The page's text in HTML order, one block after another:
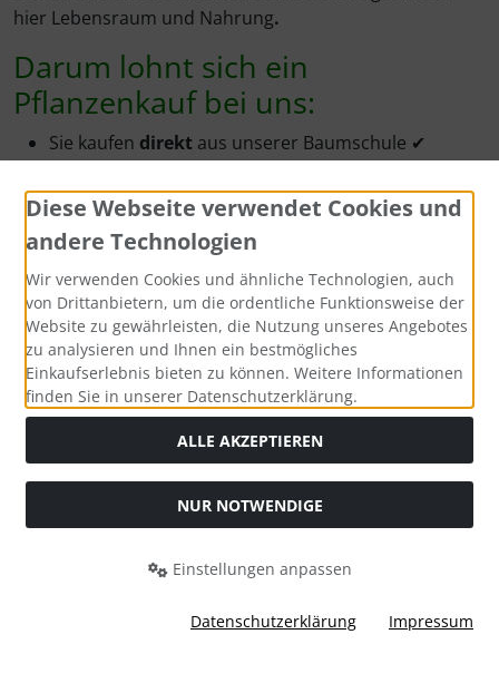
hier Lebensraum und Nahrung.
Darum lohnt sich ein
Pflanzenkauf bei uns:
Sie kaufen direkt aus unserer Baumschule ✔
günstigenPreisen ein ✔
Sie erhalten die Pflanzen kurzfristig bzw. zum
Wunschtermin -frischund
Pflanzenbeet ✔
Sie bekommen in aller Regel denZustellungstag
mitgeteilt, meist per telefonischer Kurz-Info ✔
Sie werden freundlich und kompetent
gerne auchtelefonisch ✔
durch dieAnwachsgarantiekaufen Sieohne
Warum Containerpflanzen?
Containerpflanzensind grundsätzlichjederzeit
sicher an - ausreichendes Gießen
Diese Webseite verwendet Cookies und
andere Technologien
Wir verwenden Cookies und ähnliche Technologien, auch
von Drittanbietern, um die ordentliche Funktionsweise der
Website zu gewährleisten, die Nutzung unseres Angebotes
zu analysieren und Ihnen ein bestmögliches
Einkaufserlebnis bieten zu können. Weitere Informationen
finden Sie in unserer Datenschutzerklärung.
ALLE AKZEPTIEREN
NUR NOTWENDIGE
Einstellungen anpassen
Datenschutzerklärung Impressum
Bewertungen bei: shopvote.de ⓘ